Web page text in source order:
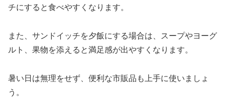
チにすると食べやすくなります。
また、サンドイッチを夕飯にする場合は、スープやヨーグ
ルト、果物を添えると満足感が出やすくなります。
暑い日は無理をせず、便利な市販品も上手に使いましょ
う。